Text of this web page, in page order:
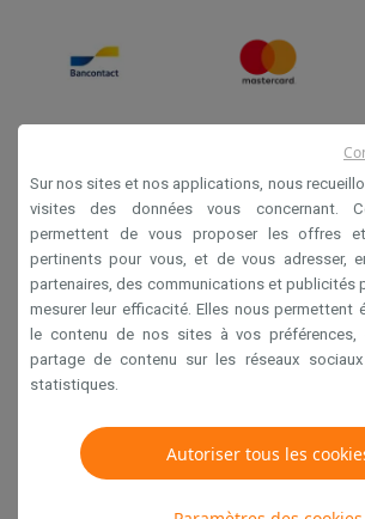
Conditions générales de
Privacy
Disclaimer
Cookies
Krëfel NV - Steenstraat 44 -
Sur nos sites et nos applications, nous
visites des données vous concernant.
permettent de vous proposer les offres
pertinents pour vous, et de vous adresser,
partenaires, des communications et publicités
mesurer leur efficacité. Elles nous permettent
le contenu de nos sites à vos
partage de contenu sur les réseaux
statistiques.
Autoriser tous les